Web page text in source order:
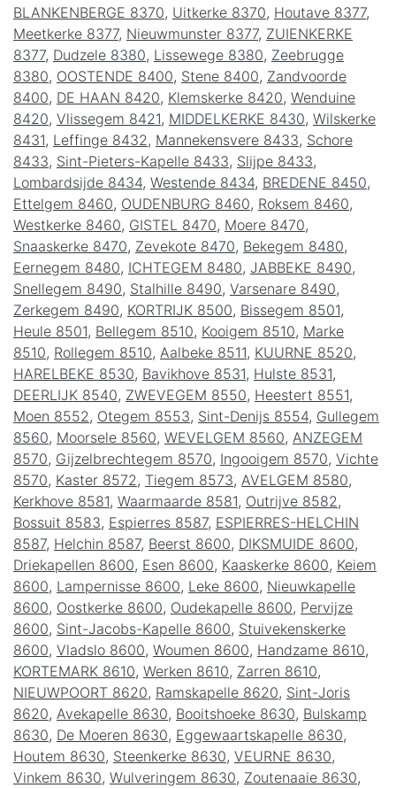
BLANKENBERGE 8370, Uitkerke 8370, Houtave 8377,
Meetkerke 8377, Nieuwmunster 8377, ZUIENKERKE
8377, Dudzele 8380, Lissewege 8380, Zeebrugge
8380, OOSTENDE 8400, Stene 8400, Zandvoorde
8400, DE HAAN 8420, Klemskerke 8420, Wenduine
8420, Vlissegem 8421, MIDDELKERKE 8430, Wilskerke
8431, Leffinge 8432 , Mannekensvere 8433, Schore
8433, Sint-Pieters-Kapelle 8433, Slijpe 8433,
Lombardsijde 8434, Westende 8434, BREDENE 8450,
Ettelgem 8460, OUDENBURG 8460, Roksem 8460,
Westkerke 8460, GISTEL 8470, Moere 8470,
Snaaskerke 8470, Zevekote 8470, Bekegem 8480,
Eernegem 8480, ICHTEGEM 8480, JABBEKE 8490,
Snellegem 8490, Stalhille 8490, Varsenare 8490,
Zerkegem 8490, KORTRIJK 8500, Bissegem 8501,
Heule 8501, Bellegem 8510, Kooigem 8510, Marke
8510, Rollegem 8510, Aalbeke 8511, KUURNE 8520,
HARELBEKE 8530, Bavikhove 8531, Hulste 8531,
DEERLIJK 8540, ZWEVEGEM 8550, Heestert 8551,
Moen 8552 , Otegem 8553, Sint-Denijs 8554, Gullegem
8560, Moorsele 8560, WEVELGEM 8560, ANZEGEM
8570, Gijzelbrechtegem 8570, Ingooigem 8570, Vichte
8570, Kaster 8572 , Tiegem 8573, AVELGEM 8580,
Kerkhove 8581, Waarmaarde 8581, Outrijve 8582 ,
Bossuit 8583, Espierres 8587, ESPIERRES-HELCHIN
8587, Helchin 8587, Beerst 8600, DIKSMUIDE 8600,
Driekapellen 8600, Esen 8600, Kaaskerke 8600, Keiem
8600, Lampernisse 8600, Leke 8600, Nieuwkapelle
8600, Oostkerke 8600, Oudekapelle 8600, Pervijze
8600, Sint-Jacobs-Kapelle 8600, Stuivekenskerke
8600, Vladslo 8600, Woumen 8600, Handzame 8610,
KORTEMARK 8610, Werken 8610, Zarren 8610,
NIEUWPOORT 8620, Ramskapelle 8620, Sint-Joris
8620, Avekapelle 8630, Booitshoeke 8630, Bulskamp
8630, De Moeren 8630, Eggewaartskapelle 8630,
Houtem 8630, Steenkerke 8630, VEURNE 8630,
Vinkem 8630, Wulveringem 8630, Zoutenaaie 8630,